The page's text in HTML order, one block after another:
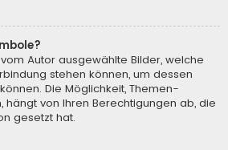
Autor ausgewählte Bilder, welche
stehen können, um dessen
Die Möglichkeit, Themen-
hängt von Ihren Berechtigungen ab, die
gesetzt hat.